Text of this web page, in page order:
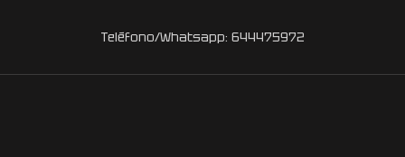
Teléfono/Whatsapp: 644475972